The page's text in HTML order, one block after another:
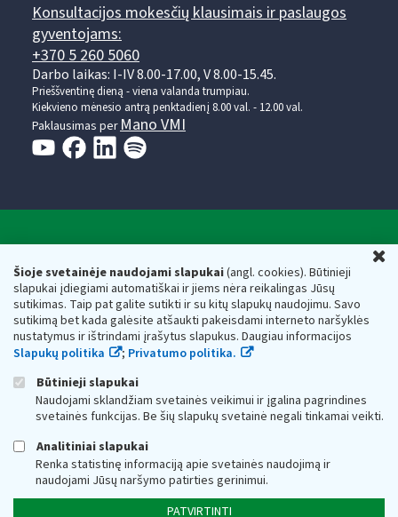
Šioje svetainėje naudojami slapukai(angl. cookies). Būtinieji
slapukai įdiegiami automatiškai ir jiems nėra reikalingas Jūsų
sutikimas. Taip pat galite sutikti ir su kitų slapukų naudojimu. Savo
sutikimą bet kada galėsite atšaukti pakeisdami interneto naršyklės
nustatymus ir ištrindami įrašytus slapukus. Daugiau informacijos
Slapukų politika
; Privatumo politika.
Būtinieji slapukai
Naudojami sklandžiam svetainės veikimui ir įgalina pagrindines
svetainės funkcijas. Be šių slapukų svetainė negali tinkamai veikti.
Analitiniai slapukai
Renka statistinę informaciją apie svetainės naudojimą ir
naudojami Jūsų naršymo patirties gerinimui.
PATVIRTINTI
Konsultacijos mokesčių klausimais ir paslaugos
gyventojams:
+370 5 260 5060
Darbo laikas: I-IV 8.00-17.00, V 8.00-15.45.
Prieššventinę dieną - viena valanda trumpiau.
Kiekvieno mėnesio antrą penktadienį 8.00 val. - 12.00 val.
Paklausimas per Mano VMI
Respublikos finansų ministerijos
Biudžetinė įstaiga. Juridinio asmens kodas — 188659752,
adresas: Vasario 16-osios g. 14, 01107 Vilnius, Lietuva, el.paštas:
vmi@vmi.lt, E. pristatymo dėžutės adresas 188659752
Duomenys apie Valstybinę mokesčių inspekciją prie Lietuvos
Respublikos finansų ministerijos kaupiami ir saugomi Juridinių